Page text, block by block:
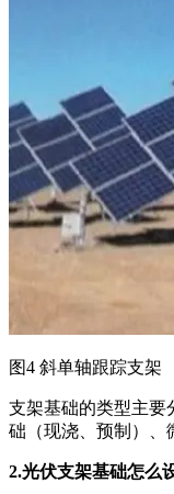
图4 斜单轴跟踪支架
支架基础的类型主要
础（现浇、预制）、
2.光伏支架基础怎么